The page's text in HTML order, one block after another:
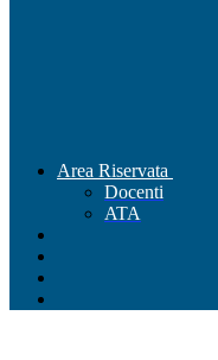
Area Riservata
Docenti
ATA